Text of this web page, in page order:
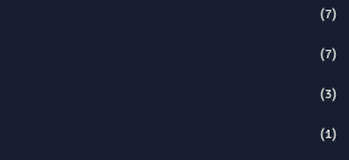
(7)
(7)
(3)
(1)